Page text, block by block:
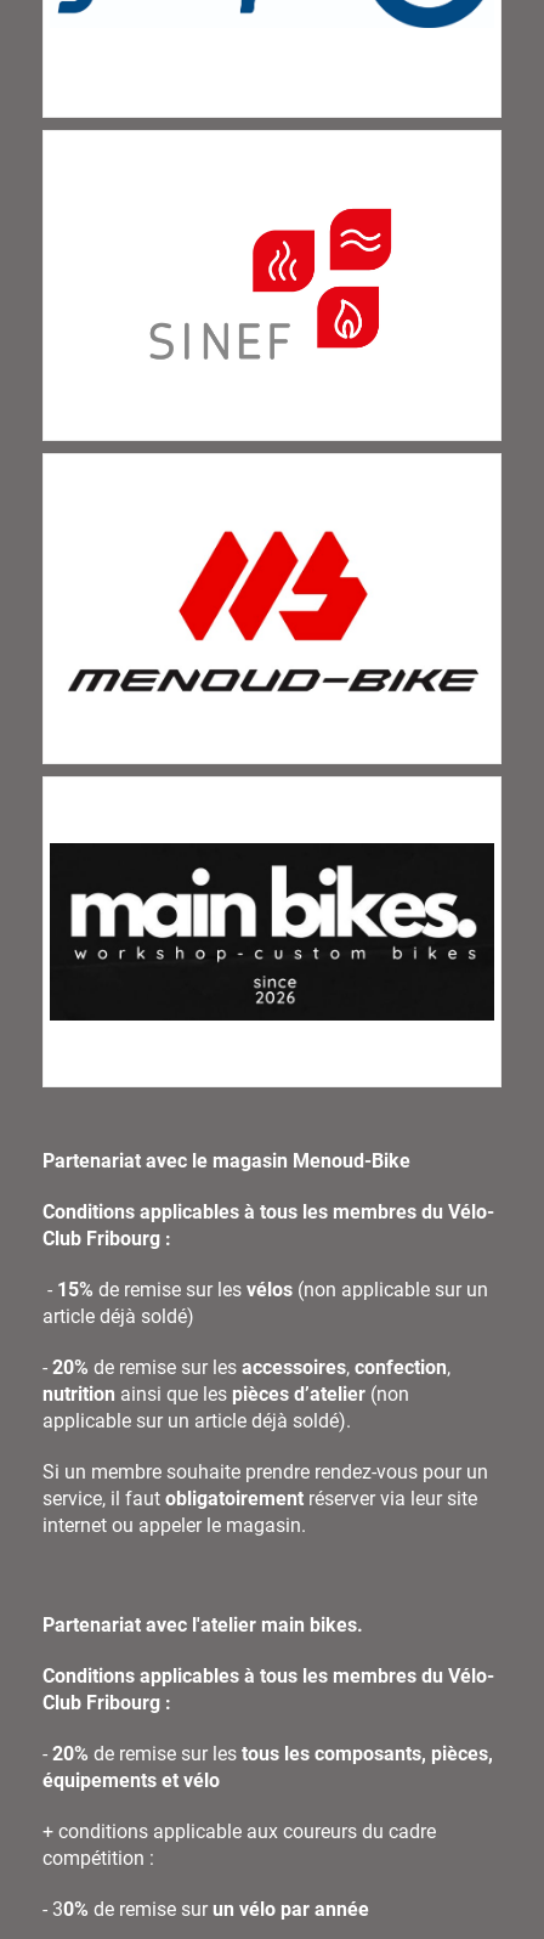
Partenariat avec le magasin Menoud-Bike
Conditions applicables à tous les membres du Vélo-
Club Fribourg :
- 15% de remise sur les vélos (non applicable sur un
article déjà soldé)
- 20% de remise sur les accessoires, confection,
nutrition ainsi que les pièces d’atelier (non
applicable sur un article déjà soldé).
Si un membre souhaite prendre rendez-vous pour un
service, il faut obligatoirement réserver via leur site
internet ou appeler le magasin.
Partenariat avec l'atelier main bikes.
Conditions applicables à tous les membres du Vélo-
Club Fribourg :
- 20% de remise sur les tous les composants, pièces,
équipements et vélo
+ conditions applicable aux coureurs du cadre
compétition :
- 30% de remise surun vélo par année